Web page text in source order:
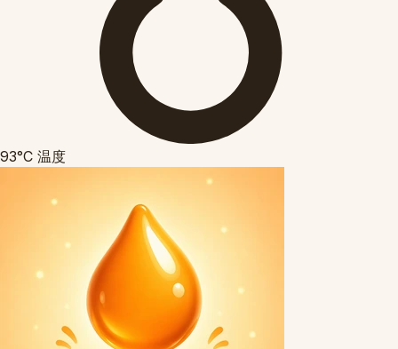
93°C 温度